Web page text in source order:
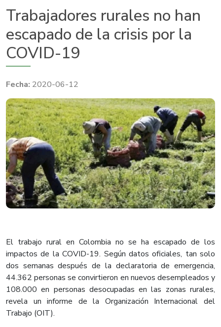
Trabajadores rurales no han
escapado de la crisis por la
COVID-19
2020-06-12
El trabajo rural en Colombia no se ha escapado de los
impactos de la COVID-19. Según datos oficiales, tan solo
dos semanas después de la declaratoria de emergencia,
44.362 personas se convirtieron en nuevos desempleados y
108.000 en personas desocupadas en las zonas rurales,
revela un informe de la Organización Internacional del
Trabajo (OIT).